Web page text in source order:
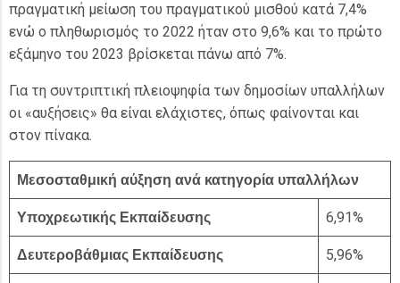
πραγματική μείωση του πραγματικού μισθού κατά 7,4%
ενώ ο πληθωρισμός το 2022 ήταν στο 9,6% και το πρώτο
εξάμηνο του 2023 βρίσκεται πάνω από 7%.
Για τη συντριπτική πλειοψηφία των δημοσίων υπαλλήλων
οι «αυξήσεις» θα είναι ελάχιστες, όπως φαίνονται και
στον πίνακα.
Μεσοσταθμική αύξηση ανά κατηγορία υπαλλήλων
Υποχρεωτικής Εκπαίδευσης 6,91%
Δευτεροβάθμιας Εκπαίδευσης 5,96%